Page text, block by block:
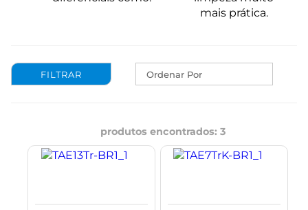
mais prática.
Ordenar Por
produtos encontrados: 3